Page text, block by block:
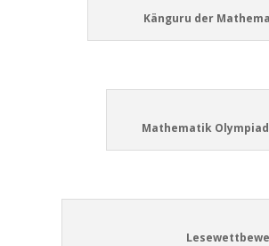
Känguru der
Mathematik